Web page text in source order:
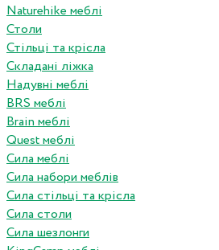
Naturehike меблі
Столи
Стільці та крісла
Складані ліжка
Надувні меблі
BRS меблі
Brain меблі
Quest меблі
Сила меблі
Сила набори меблів
Сила стільці та крісла
Сила столи
Сила шезлонги